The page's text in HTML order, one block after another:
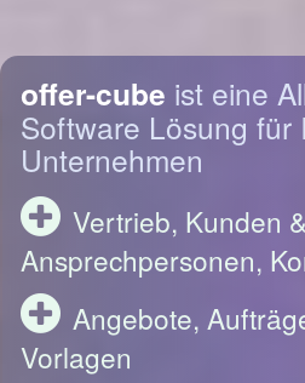
offer-cube ist eine
Software Lösung für
Unternehmen
Vertrieb, Kunden &
Ansprechpersonen,
Angebote,
Vorlagen